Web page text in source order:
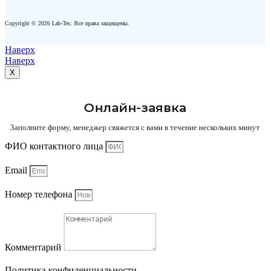
Copyright © 2026 Lab-Tec. Все права защищены.
Наверх
Наверх
X
Онлайн-заявка
Заполните форму, менеджер свяжется с вами в течение нескольких минут
ФИО контактного лица
Email
Номер телефона
Комментарий